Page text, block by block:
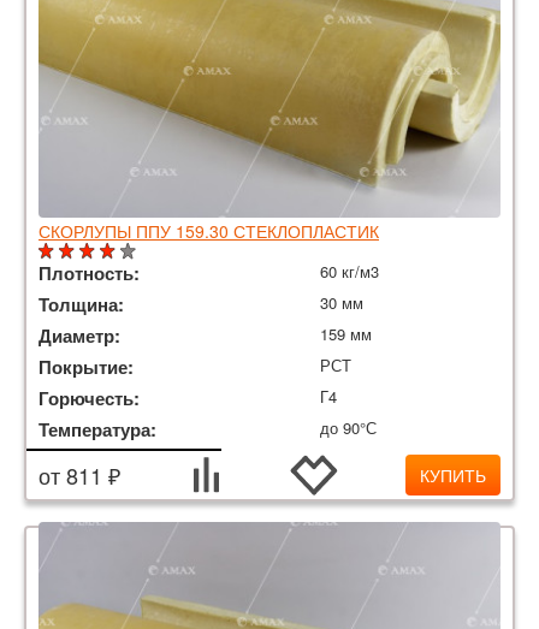
СКОРЛУПЫ ППУ 159.30 СТЕКЛОПЛАСТИК
Плотность: 60 кг/м3
Толщина: 30 мм
Диаметр: 159 мм
Покрытие: РСТ
Горючесть: Г4
Температура: до 90°С
от 811 ₽ КУПИТЬ